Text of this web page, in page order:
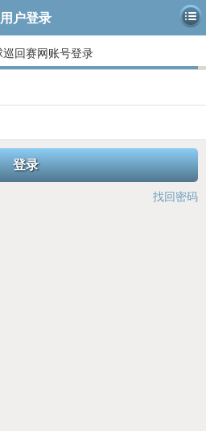
用户登录
巡回赛网账号登录
登录
找回密码